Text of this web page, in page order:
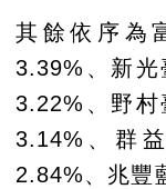
其餘依序為
3.39%、新
3.22%、野
3.14%、群
2.84%、兆豐